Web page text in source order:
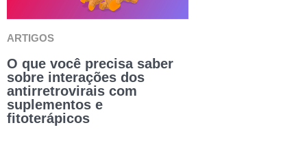
ARTIGOS
O que você precisa saber
sobre interações dos
antirretrovirais com
suplementos e
fitoterápicos